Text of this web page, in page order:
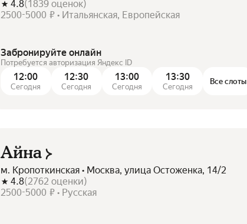
4.8(1839 оценок)
2500-5000 ₽ • Итальянская, Европейская
Забронируйте онлайн
Потребуется авторизация Яндекс ID
12:00
Сегодня
12:30
Сегодня
13:00
Сегодня
13:30
Сегодня
Все слоты
Айна
м. Кропоткинская • Москва, улица Остоженка, 14/2
4.8(2762 оценки)
2500-5000 ₽ • Русская